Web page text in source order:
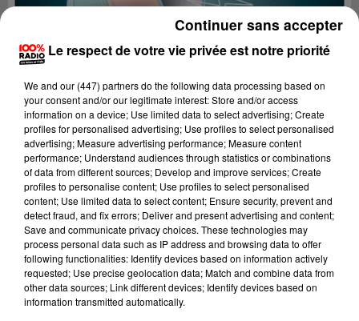
Lecture (4 min 14 sec)
100%
100% Radio les infos du Pays Catalan
Le respect de votre vie privée est notre priorité
We and our (447) partnersdo the following data processing based on
your consent and/or our legitimate interest: Store and/or access
information on a device; Use limited data to select advertising; Create
profiles for personalised advertising; Use profiles to select personalised
advertising; Measure advertising performance; Measure content
performance; Understand audiences through statistics or combinations
of data from different sources; Develop and improve services; Create
profiles to personalise content; Use profiles to select personalised
content; Use limited data to select content; Ensure security, prevent and
detect fraud, and fix errors; Deliver and present advertising and content;
Save and communicate privacy choices. These technologies may
process personal data such as IP address and browsing data to offer
following functionalities: Identify devices based on information actively
requested; Use precise geolocation data; Match and combine data from
other data sources; Link different devices; Identify devices based on
information transmitted automatically.
Continuer sans accepter